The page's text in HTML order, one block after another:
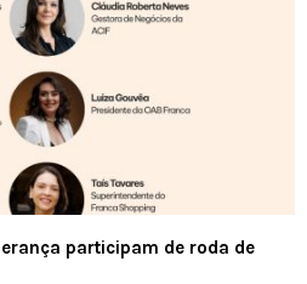
participam de roda de